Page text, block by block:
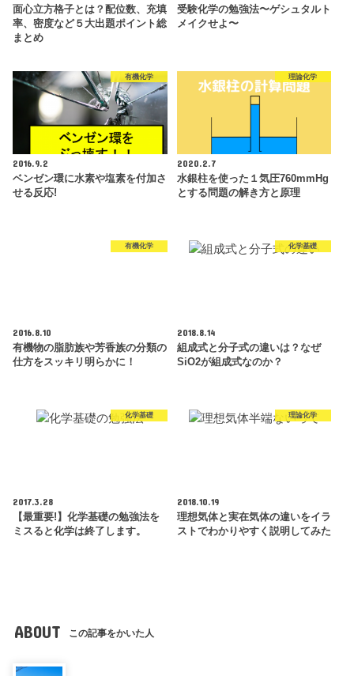
面心立方格子とは？配位数、充填
率、密度など５大出題ポイント総
まとめ
受験化学の勉強法〜ゲシュタルト
メイクせよ〜
有機化学
2016.9.2
ベンゼン環に水素や塩素を付加さ
せる反応!
理論化学
2020.2.7
水銀柱を使った１気圧760mmHg
とする問題の解き方と原理
有機化学
2016.8.10
有機物の脂肪族や芳香族の分類の
仕方をスッキリ明らかに！
化学基礎
2018.8.14
組成式と分子式の違いは？なぜ
SiO2が組成式なのか？
化学基礎
2017.3.28
【最重要!】化学基礎の勉強法を
ミスると化学は終了します。
理論化学
2018.10.19
理想気体と実在気体の違いをイラ
ストでわかりやすく説明してみた
ABOUT この記事をかいた人